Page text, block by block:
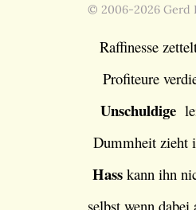
© 2006-2026 Gerd
Raffinesse
Profiteure
Unschuldige
Dummheit zieht
Hasskann ihn
selbst wenn dabei